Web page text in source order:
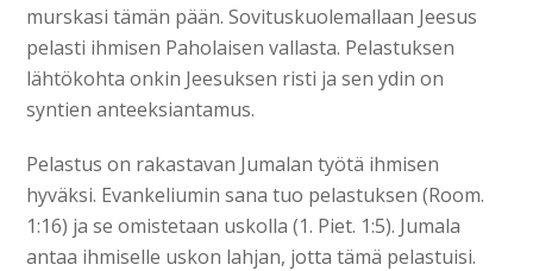
murskasi tämän pään. Sovituskuolemallaan Jeesus
pelasti ihmisen Paholaisen vallasta. Pelastuksen
lähtökohta onkin Jeesuksen risti ja sen ydin on
syntien anteeksiantamus.
Pelastus on rakastavan Jumalan työtä ihmisen
hyväksi. Evankeliumin sana tuo pelastuksen (Room.
1:16) ja se omistetaan uskolla (1. Piet. 1:5). Jumala
antaa ihmiselle uskon lahjan, jotta tämä pelastuisi.